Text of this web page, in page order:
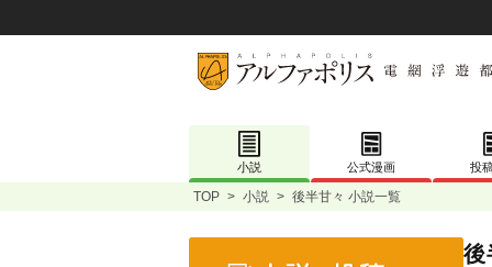
小説 公式漫画 投
TOP > 小説 > 後半甘々 小説一覧
後